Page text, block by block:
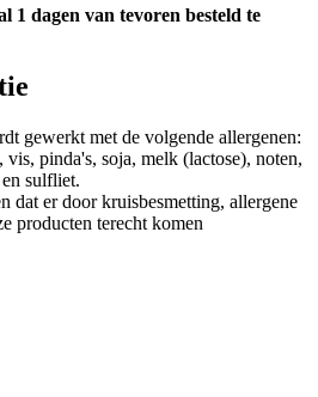
1 dagen van tevoren besteld te
gewerkt met de volgende allergenen:
vis, pinda's, soja, melk (lactose), noten,
sulfliet.
dat er door kruisbesmetting, allergene
producten terecht komen